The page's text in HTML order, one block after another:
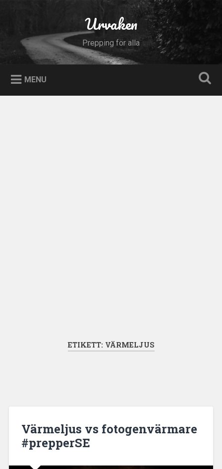
Urvaken
Prepping för alla
MENU
ETIKETT: VÄRMELJUS
Värmeljus vs fotogenvärmare
#prepperSE